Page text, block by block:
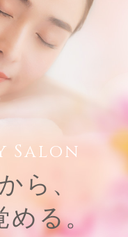
Salon
ら、
める。